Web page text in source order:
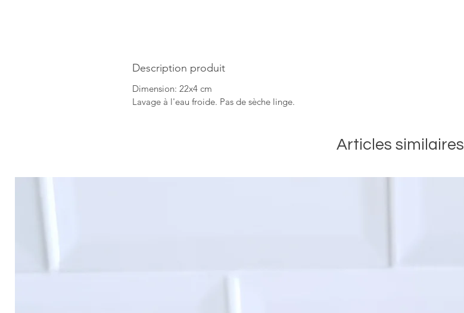
Description produit
Dimension: 22x4 cm
Lavage à l'eau froide. Pas de sèche linge.
Articles similaires